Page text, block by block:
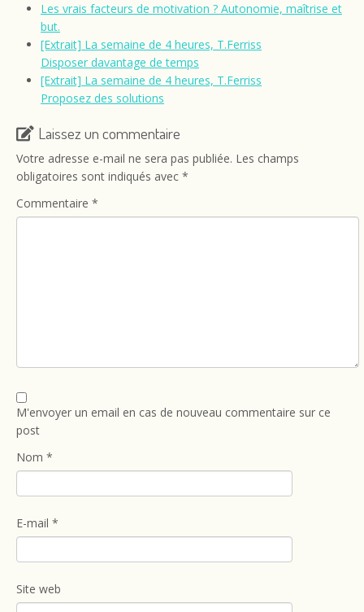
Les vrais facteurs de motivation ? Autonomie, maîtrise et
but.
[Extrait] La semaine de 4 heures, T.Ferriss
Disposer davantage de temps
[Extrait] La semaine de 4 heures, T.Ferriss
Proposez des solutions
Laissez un commentaire
Votre adresse e-mail ne sera pas publiée. Les champs
obligatoires sont indiqués avec *
Commentaire *
M'envoyer un email en cas de nouveau commentaire sur ce
post
Nom *
E-mail *
Site web